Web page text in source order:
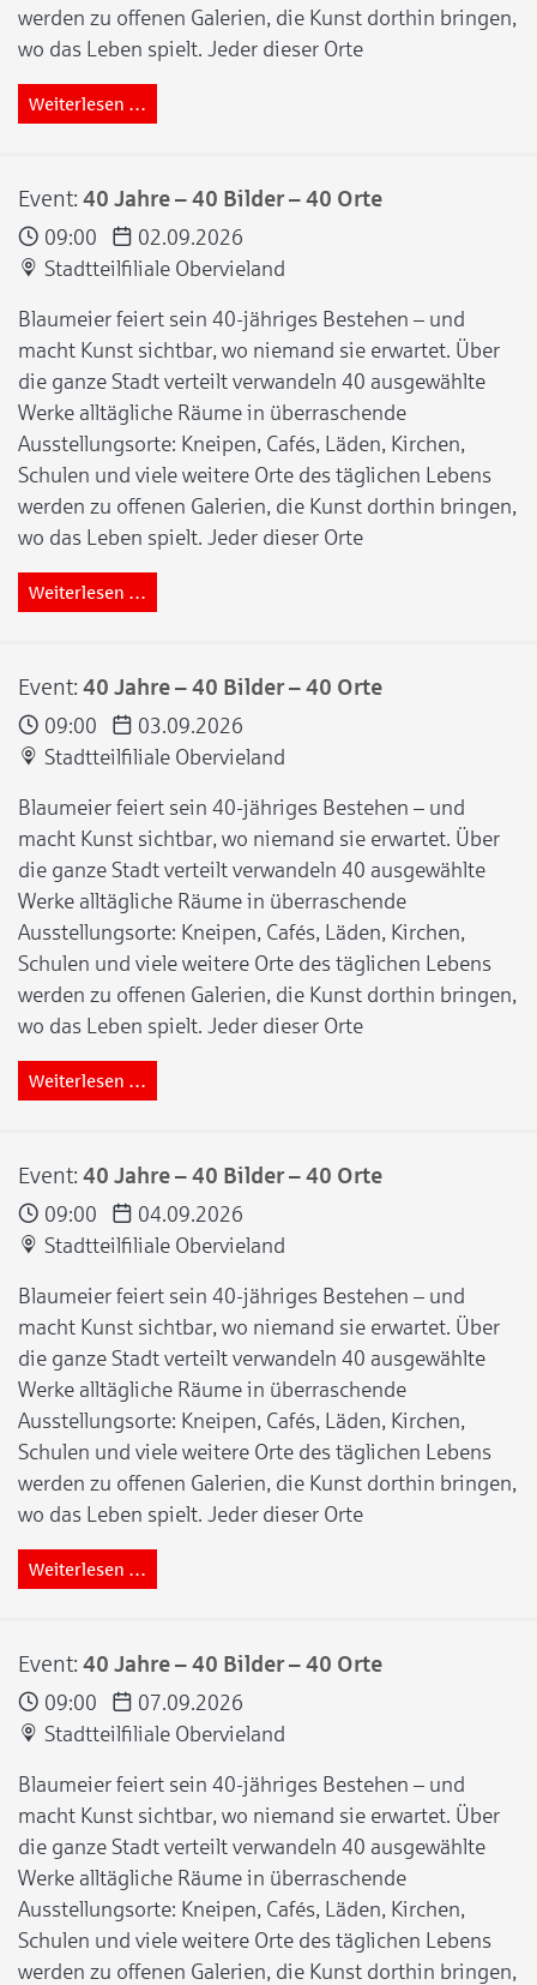
werden zu offenen Galerien, die Kunst dorthin bringen,
wo das Leben spielt. Jeder dieser Orte
Weiterlesen …
Event: 40 Jahre – 40 Bilder – 40 Orte
09:00
02.09.2026
Stadtteilfiliale Obervieland
Blaumeier feiert sein 40-jähriges Bestehen – und
macht Kunst sichtbar, wo niemand sie erwartet. Über
die ganze Stadt verteilt verwandeln 40 ausgewählte
Werke alltägliche Räume in überraschende
Ausstellungsorte: Kneipen, Cafés, Läden, Kirchen,
Schulen und viele weitere Orte des täglichen Lebens
werden zu offenen Galerien, die Kunst dorthin bringen,
wo das Leben spielt. Jeder dieser Orte
Weiterlesen …
Event: 40 Jahre – 40 Bilder – 40 Orte
09:00
03.09.2026
Stadtteilfiliale Obervieland
Blaumeier feiert sein 40-jähriges Bestehen – und
macht Kunst sichtbar, wo niemand sie erwartet. Über
die ganze Stadt verteilt verwandeln 40 ausgewählte
Werke alltägliche Räume in überraschende
Ausstellungsorte: Kneipen, Cafés, Läden, Kirchen,
Schulen und viele weitere Orte des täglichen Lebens
werden zu offenen Galerien, die Kunst dorthin bringen,
wo das Leben spielt. Jeder dieser Orte
Weiterlesen …
Event: 40 Jahre – 40 Bilder – 40 Orte
09:00
04.09.2026
Stadtteilfiliale Obervieland
Blaumeier feiert sein 40-jähriges Bestehen – und
macht Kunst sichtbar, wo niemand sie erwartet. Über
die ganze Stadt verteilt verwandeln 40 ausgewählte
Werke alltägliche Räume in überraschende
Ausstellungsorte: Kneipen, Cafés, Läden, Kirchen,
Schulen und viele weitere Orte des täglichen Lebens
werden zu offenen Galerien, die Kunst dorthin bringen,
wo das Leben spielt. Jeder dieser Orte
Weiterlesen …
Event: 40 Jahre – 40 Bilder – 40 Orte
09:00
07.09.2026
Stadtteilfiliale Obervieland
Blaumeier feiert sein 40-jähriges Bestehen – und
macht Kunst sichtbar, wo niemand sie erwartet. Über
die ganze Stadt verteilt verwandeln 40 ausgewählte
Werke alltägliche Räume in überraschende
Ausstellungsorte: Kneipen, Cafés, Läden, Kirchen,
Schulen und viele weitere Orte des täglichen Lebens
werden zu offenen Galerien, die Kunst dorthin bringen,